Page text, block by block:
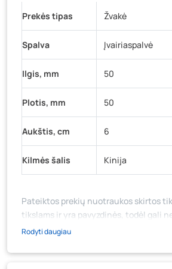
K. Donelaičio g. 17, Rokiškis
Šaltupės g. 64, Zarasai- 0
Prekės tipas Žvakė
Spalva Įvairiaspalvė
Ilgis, mm 50
Plotis, mm 50
Aukštis, cm 6
Kilmės šalis Kinija
Pateiktos prekių nuotraukos skirtos
tikslams ir yra pavyzdinės, todėl gali
prekių ir jų pakuotės išvaizdos,
aprašymu) yra bendrinio pobūdžio,
Rodyti daugiau